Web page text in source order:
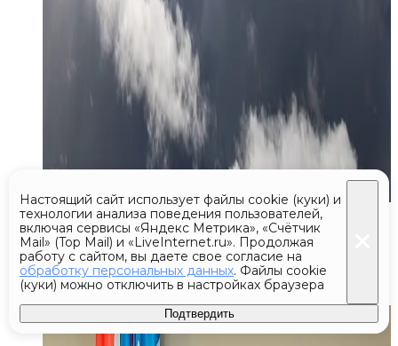
Сегодня 19:26
Глава Одинцова провел прием
жителей округа
Настоящий сайт использует файлы cookie (куки) и
технологии анализа поведения пользователей,
включая сервисы «Яндекс Метрика», «Счётчик
Mail» (Top Mail) и «LiveInternet.ru». Продолжая
работу с сайтом, вы даете свое согласие на
обработку персональных данных. Файлы cookie
(куки) можно отключить в настройках браузера
Подтвердить